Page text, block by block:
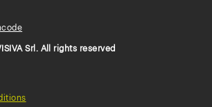
Srl. All rights reserved